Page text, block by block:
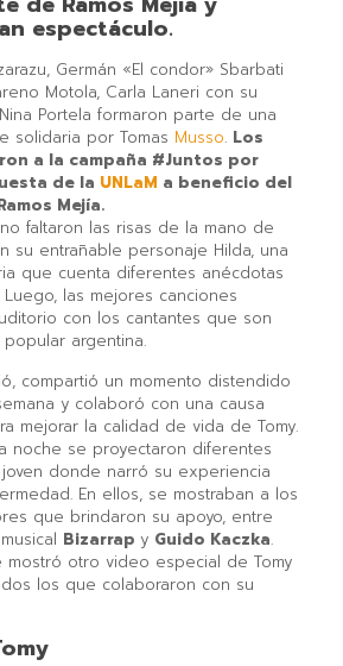
espectáculo.
Germán «El condor» Sbarbati
Motola, Carla Laneri con su
Portela formaron parte de una
solidaria por Tomas Musso. Los
a la campaña #Juntos por
de la UNLaM a beneficio del
Mejía.
faltaron las risas de la mano de
su entrañable personaje Hilda, una
que cuenta diferentes anécdotas
las mejores canciones
con los cantantes que son
argentina.
compartió un momento distendido
y colaboró con una causa
mejorar la calidad de vida de Tomy.
noche se proyectaron diferentes
donde narró su experiencia
En ellos, se mostraban a los
que brindaron su apoyo, entre
Bizarrap y Guido Kaczka.
mostró otro video especial de Tomy
los que colaboraron con su